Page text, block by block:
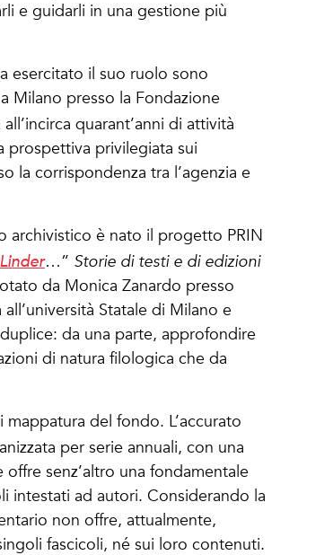
e guidarli in una gestione più
esercitato il suo ruolo sono
Milano presso la Fondazione
quarant’anni di attività
prospettiva privilegiata sui
la corrispondenza tra l’agenzia e
archivistico è nato il progetto PRIN
…” Storie di testi e di edizioni
da Monica Zanardo presso
all’università Statale di Milano e
da una parte, approfondire
di natura filologica che da
del fondo. L’accurato
per serie annuali, con una
senz’altro una fondamentale
intestati ad autori. Considerando la
non offre, attualmente,
fascicoli, né sui loro contenuti.